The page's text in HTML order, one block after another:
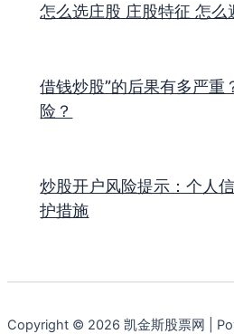
怎么选庄股 庄股特征 怎么
借钱炒股”的后果有多严重
险？
炒股开户风险提示：个人
护措施
Copyright © 2026 凯金斯股票网 |